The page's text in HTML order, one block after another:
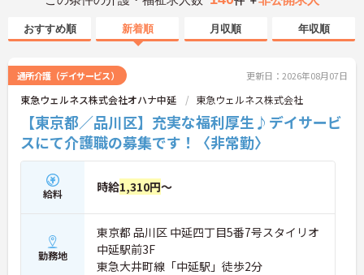
おすすめ順 新着順 月収順 年収順
通所介護（デイサービス） 更新日：2026年08月07日
東急ウェルネス株式会社オハナ中延 東急ウェルネス株式会社
【東京都／品川区】充実な福利厚生♪デイサービ
スにて介護職の募集です！〈非常勤〉
給料 時給1,310円～
勤務地
東京都 品川区 中延四丁目5番7号スタイリオ
中延駅前3F
東急大井町線「中延駅」徒歩2分